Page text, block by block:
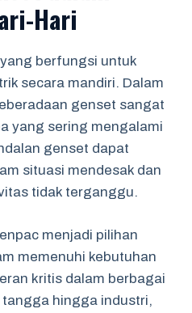
Hari
berfungsi untuk
secara mandiri. Dalam
genset sangat
yang sering mengalami
genset dapat
situasi mendesak dan
tidak terganggu.
menjadi pilihan
memenuhi kebutuhan
kritis dalam berbagai
tangga hingga industri,